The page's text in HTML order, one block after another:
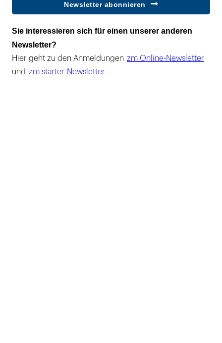
Newsletter abonnieren
Sie interessieren sich für einen unserer anderen
Newsletter?
Hier geht zu den Anmeldungen zm Online-Newsletter
und zm starter-Newsletter .